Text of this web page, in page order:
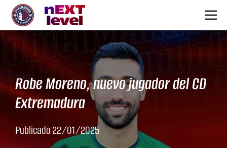
Robe Moreno, nuevo jugador del CD
Extremadura
Publicado22/01/2025